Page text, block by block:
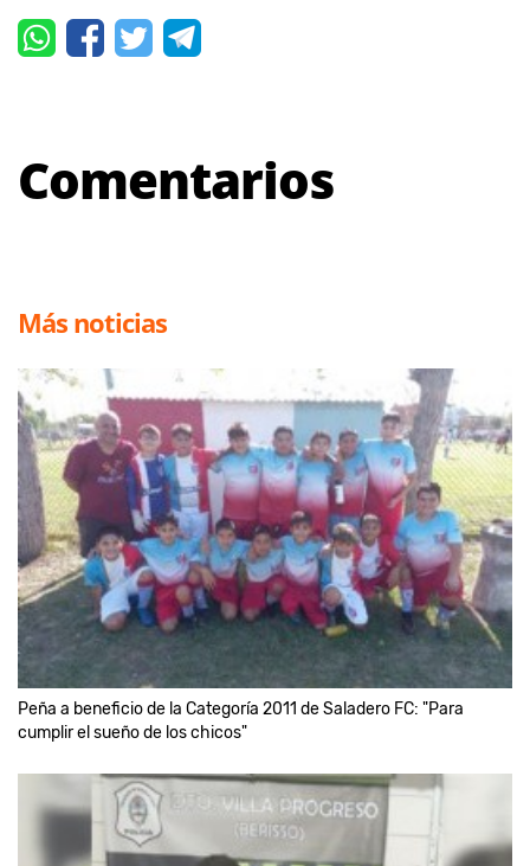
Comentarios
Más noticias
Peña a beneficio de la Categoría 2011 de Saladero FC: "Para
cumplir el sueño de los chicos"